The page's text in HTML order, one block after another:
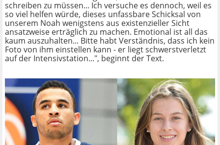
schreiben zu müssen... Ich versuche es dennoch, weil es
so viel helfen würde, dieses unfassbare Schicksal von
unserem Noah wenigstens aus existenzieller Sicht
ansatzweise erträglich zu machen. Emotional ist all das
kaum auszuhalten... Bitte habt Verständnis, dass ich kein
Foto von ihm einstellen kann - er liegt schwerstverletzt
auf der Intensivstation...", beginnt der Text.